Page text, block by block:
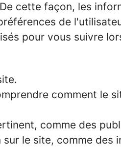
cette façon, les
de
pour vous suivre
comment le
comme des
le site, comme des